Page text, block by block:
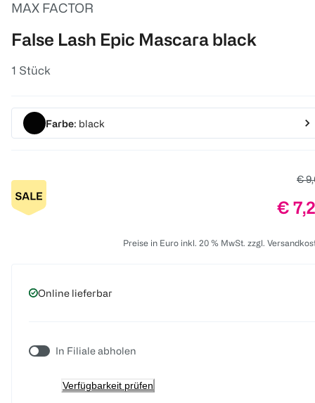
MAX FACTOR
False Lash Epic Mascara black
1 Stück
Farbe: black
€
€
Preise in Euro inkl. 20 % MwSt. zzgl.
Online lieferbar
In Filiale abholen
Verfügbarkeit prüfen